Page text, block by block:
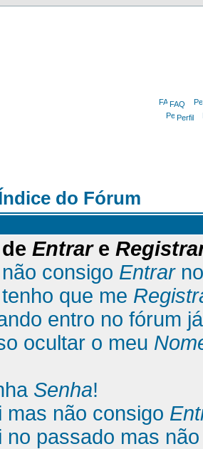
FAQ
Perfil
do Fórum
Entrare
consigo Entrar
que me
entro no fórum
ocultar o meu
Senha!
mas não consigo
no passado mas